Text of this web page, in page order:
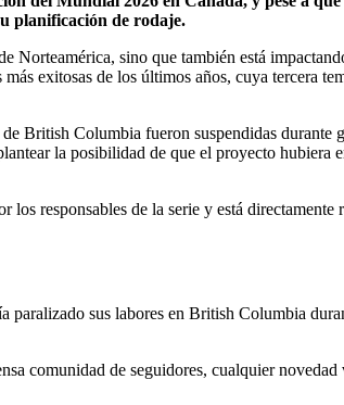
planificación de rodaje.
sino que también está
exitosas de los últimos años, cuya tercera
British Columbia fueron suspendidas durante
la posibilidad de que el proyecto hubiera
responsables de la serie y está directamente
sus labores en British Columbia
comunidad de seguidores, cualquier